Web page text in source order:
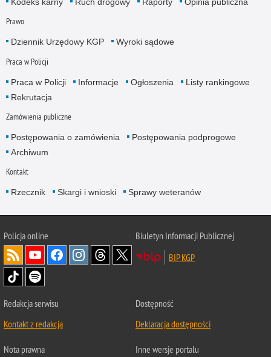
Kodeks karny
Ruch drogowy Raporty Opinia publiczna
Prawo
Dziennik Urzędowy KGP Wyroki sądowe
Praca w Policji
Praca w Policji Informacje Ogłoszenia
Listy rankingowe
Rekrutacja
Zamówienia publiczne
Postępowania o zamówienia
Postępowania podprogowe
Archiwum
Kontakt
Rzecznik Skargi i wnioski Sprawy weteranów
Policjaonline
Biuletyn Informacji Publicznej
BIP KGP
Redakcja serwisu
Kontakt z redakcją
Dostępność
Deklaracja dostępności
Nota prawna Inne wersje portalu